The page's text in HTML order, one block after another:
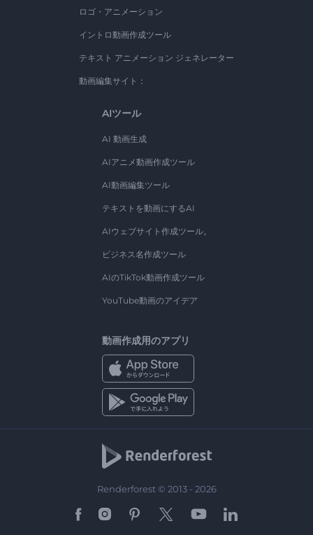
ロゴ・アニメーション
イントロ動画作成ツール
テキスト アニメーション ジェネレーター
動画編集サイト：
AIツール
AI 動画生成
AIアニメ動画作成ツール
AI動画編集ツール
テキストを動画にするAI
AIウェブサイト作成ツール。
ビジネス名作成ツール
AIのTikTok動画作成ツール
YouTube動画のアイデア
動画作成用のアプリ
Renderforest © 2013 - 2026